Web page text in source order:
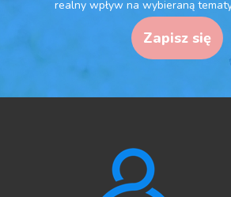
realny wpływ na wybieraną
Zapisz się